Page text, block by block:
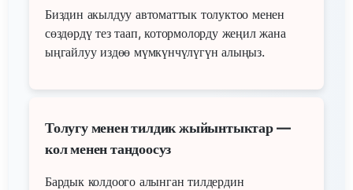
Биздин акылдуу автоматтык толуктоо менен
сөздөрдү тез таап, котормолорду жеңил жана
ыңгайлуу издөө мүмкүнчүлүгүн алыңыз.
Толугу менен тилдик жыйынтыктар —
кол менен тандоосуз
Бардык колдоого алынган тилдердин